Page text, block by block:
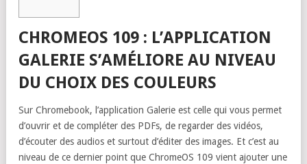
CHROMEOS 109 : L’APPLICATION
GALERIE S’AMÉLIORE AU NIVEAU
DU CHOIX DES COULEURS
Sur Chromebook, l’application Galerie est celle qui vous permet
d’ouvrir et de compléter des PDFs, de regarder des vidéos,
d’écouter des audios et surtout d’éditer des images. Et c’est au
niveau de ce dernier point que ChromeOS 109 vient ajouter une